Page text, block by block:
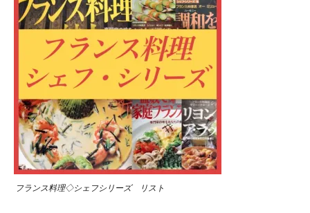
フランス料理◇シェフシリーズ リスト